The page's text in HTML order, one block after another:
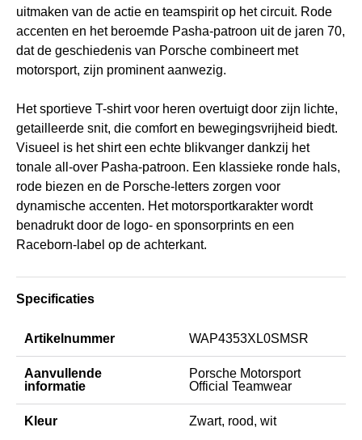
uitmaken van de actie en teamspirit op het circuit. Rode
accenten en het beroemde Pasha-patroon uit de jaren 70,
dat de geschiedenis van Porsche combineert met
motorsport, zijn prominent aanwezig.
Het sportieve T-shirt voor heren overtuigt door zijn lichte,
getailleerde snit, die comfort en bewegingsvrijheid biedt.
Visueel is het shirt een echte blikvanger dankzij het
tonale all-over Pasha-patroon. Een klassieke ronde hals,
rode biezen en de Porsche-letters zorgen voor
dynamische accenten. Het motorsportkarakter wordt
benadrukt door de logo- en sponsorprints en een
Raceborn-label op de achterkant.
Specificaties
Artikelnummer WAP4353XL0SMSR
Aanvullende
informatie
Porsche Motorsport
Official Teamwear
Kleur Zwart, rood, wit